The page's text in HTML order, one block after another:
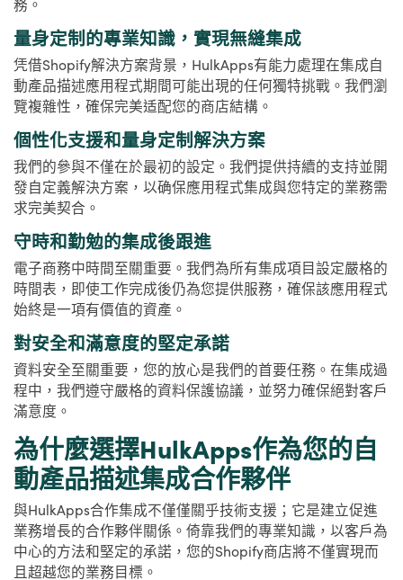
量身定制的專業知識，實現無縫集成
凭借Shopify解決方案背景，HulkApps有能力處理在集成自
動產品描述應用程式期間可能出現的任何獨特挑戰。我們瀏
覽複雜性，確保完美适配您的商店結構。
個性化支援和量身定制解決方案
我們的參與不僅在於最初的設定。我們提供持續的支持並開
發自定義解決方案，以确保應用程式集成與您特定的業務需
求完美契合。
守時和勤勉的集成後跟進
電子商務中時間至關重要。我們為所有集成項目設定嚴格的
時間表，即使工作完成後仍為您提供服務，確保該應用程式
始終是一項有價值的資產。
對安全和滿意度的堅定承諾
資料安全至關重要，您的放心是我們的首要任務。在集成過
程中，我們遵守嚴格的資料保護協議，並努力確保絕對客戶
滿意度。
為什麼選擇HulkApps作為您的自
動產品描述集成合作夥伴
與HulkApps合作集成不僅僅關乎技術支援；它是建立促進
業務增長的合作夥伴關係。倚靠我們的專業知識，以客戶為
中心的方法和堅定的承諾，您的Shopify商店將不僅實現而
且超越您的業務目標。